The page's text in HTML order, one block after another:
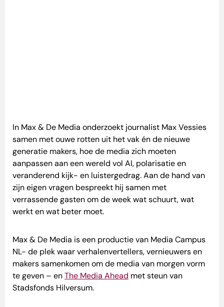
In Max & De Media onderzoekt journalist Max Vessies
samen met ouwe rotten uit het vak én de nieuwe
generatie makers, hoe de media zich moeten
aanpassen aan een wereld vol AI, polarisatie en
veranderend kijk- en luistergedrag. Aan de hand van
zijn eigen vragen bespreekt hij samen met
verrassende gasten om de week wat schuurt, wat
werkt en wat beter moet.
Max & De Media is een productie van Media Campus
NL- de plek waar verhalenvertellers, vernieuwers en
makers samenkomen om de media van morgen vorm
te geven – enThe Media Ahead met steun van
Stadsfonds Hilversum.